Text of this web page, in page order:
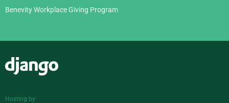
Benevity Workplace Giving Program
Hosting by